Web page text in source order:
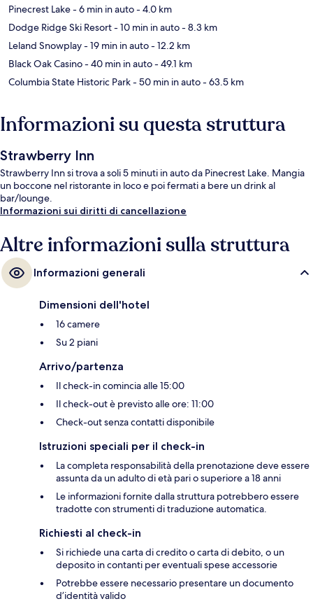
Pinecrest Lake- 6 min in auto- 4.0 km
Dodge Ridge Ski Resort- 10 min in auto- 8.3 km
Leland Snowplay- 19 min in auto- 12.2 km
Black Oak Casino- 40 min in auto- 49.1 km
Columbia State Historic Park- 50 min in auto- 63.5 km
Informazioni su questa struttura
Strawberry Inn
Strawberry Inn si trova a soli 5 minuti in auto da Pinecrest Lake. Mangia
un boccone nel ristorante in loco e poi fermati a bere un drink al
bar/lounge.
Informazioni sui diritti di cancellazione
Altre informazioni sulla struttura
Informazioni generali
Dimensioni dell'hotel
16 camere
Su 2 piani
Arrivo/partenza
Il check-in comincia alle 15:00
Il check-out è previsto alle ore: 11:00
Check-out senza contatti disponibile
Istruzioni speciali per il check-in
La completa responsabilità della prenotazione deve essere
assunta da un adulto di età pari o superiore a 18 anni
Le informazioni fornite dalla struttura potrebbero essere
tradotte con strumenti di traduzione automatica.
Richiesti al check-in
Si richiede una carta di credito o carta di debito, o un
deposito in contanti per eventuali spese accessorie
Potrebbe essere necessario presentare un documento
d’identità valido